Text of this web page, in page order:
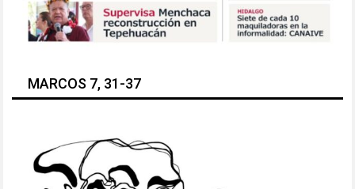
MARCOS 7, 31-37